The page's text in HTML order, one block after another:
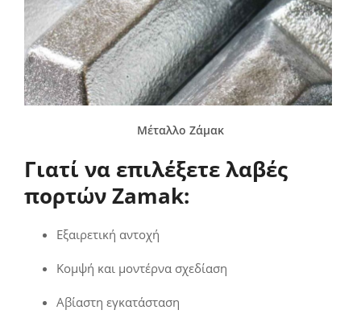
Μέταλλο Ζάμακ
Γιατί να επιλέξετε λαβές
πορτών Zamak:
Εξαιρετική αντοχή
Κομψή και μοντέρνα σχεδίαση
Αβίαστη εγκατάσταση